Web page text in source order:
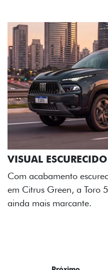
ADESIVOS
Os adesivos aplicados
reforçam a identidade
comemorativa.